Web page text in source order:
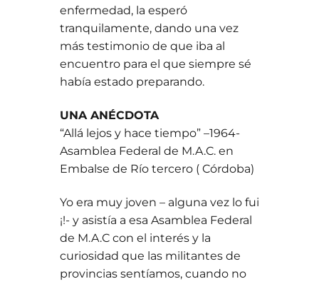
enfermedad, la esperó
tranquilamente, dando una vez
más testimonio de que iba al
encuentro para el que siempre sé
había estado preparando.
UNA ANÉCDOTA
“Allá lejos y hace tiempo” –1964-
Asamblea Federal de M.A.C. en
Embalse de Río tercero ( Córdoba)
Yo era muy joven – alguna vez lo fui
¡!- y asistía a esa Asamblea Federal
de M.A.C con el interés y la
curiosidad que las militantes de
provincias sentíamos, cuando no